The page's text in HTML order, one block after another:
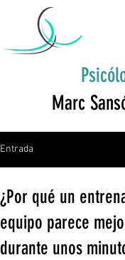
Marc
Entrada
¿Por qué un
equipo parece
durante unos